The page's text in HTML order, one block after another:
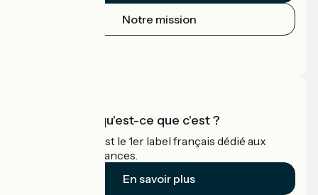
Notre mission
Accueil Vélo qu'est-ce que c'est ?
Accueil Vélo c'est le 1er label français dédié aux
cyclistes en vacances.
En savoir plus